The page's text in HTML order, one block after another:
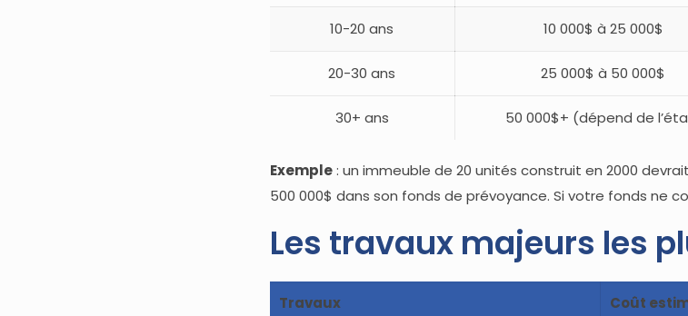
10-20 ans 10 000$ à 25 000$
20-30 ans 25 000$ à 50 000$
30+ ans 50 000$+ (dépend de
Exemple: un immeuble de 20 unités construit en 2000
500 000$ dans son fonds de prévoyance. Si votre fonds ne
Les travaux majeurs les
Travaux Coût